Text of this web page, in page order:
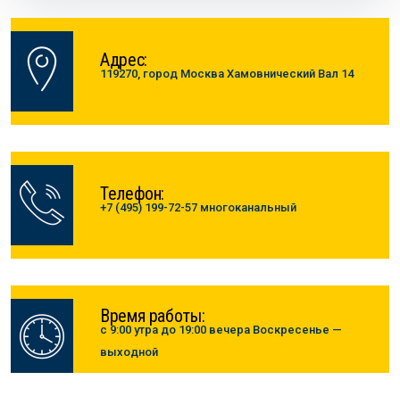
Адрес:
119270, город Москва Хамовнический Вал 14
Телефон:
+7 (495) 199-72-57 многоканальный
Время работы:
с 9:00 утра до 19:00 вечера Воскресенье —
выходной